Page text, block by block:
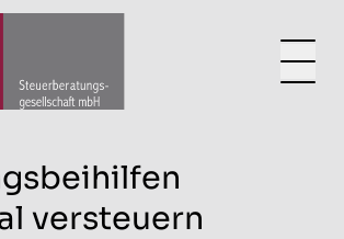
versteuern